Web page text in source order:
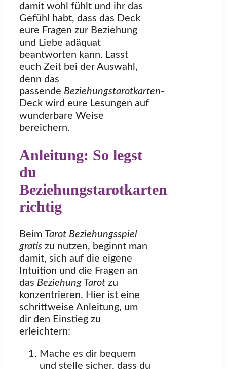
damit wohl fühlt und ihr das
Gefühl habt, dass das Deck
eure Fragen zur Beziehung
und Liebe adäquat
beantworten kann. Lasst
euch Zeit bei der Auswahl,
denn das
passende Beziehungstarotkarten-
Deck wird eure Lesungen auf
wunderbare Weise
bereichern.
Anleitung: So legst
du
Beziehungstarotkarten
richtig
Beim Tarot Beziehungsspiel
gratis zu nutzen, beginnt man
damit, sich auf die eigene
Intuition und die Fragen an
das Beziehung Tarot zu
konzentrieren. Hier ist eine
schrittweise Anleitung, um
dir den Einstieg zu
erleichtern:
Mache es dir bequem
und stelle sicher, dass du